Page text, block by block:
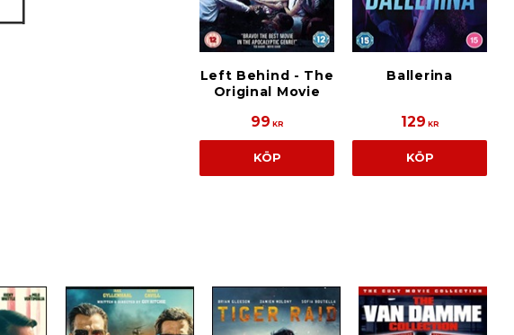
Left Behind - The
Original Movie
99 KR
KÖP
Ballerina
129 KR
KÖP